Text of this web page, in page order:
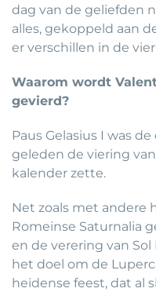
dag van de geliefden
alles, gekoppeld aan
er verschillen in de
Waarom wordt
gevierd?
Paus Gelasius I was
geleden de viering
kalender zette.
Net zoals met andere
Romeinse Saturnalia
en de verering van
het doel om de
heidense feest, dat al